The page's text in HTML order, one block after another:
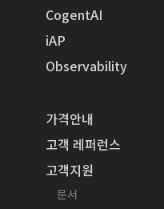
CogentAI
iAP
Observability
가격안내
고객 레퍼런스
고객지원
문서